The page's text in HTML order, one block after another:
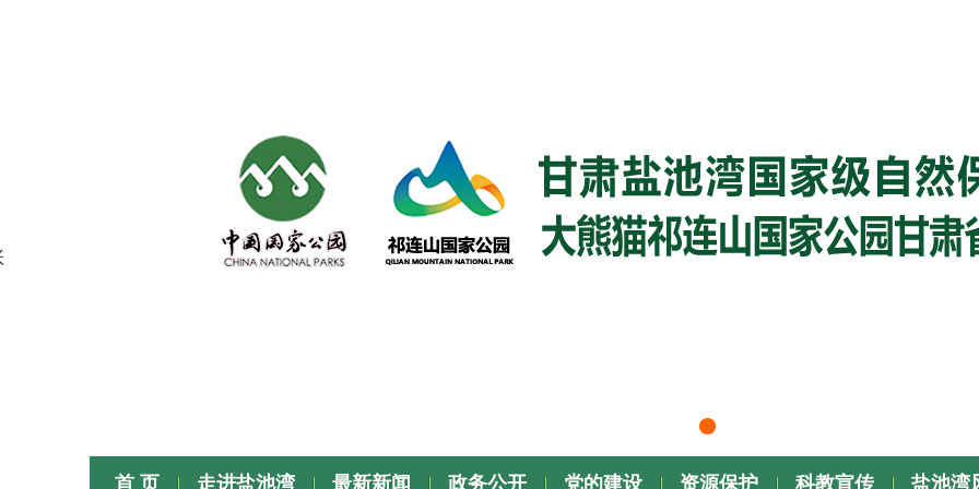
首 页 走进盐池湾 最新新闻 政务公开 党的建设 资源保护 科教宣传 盐池湾